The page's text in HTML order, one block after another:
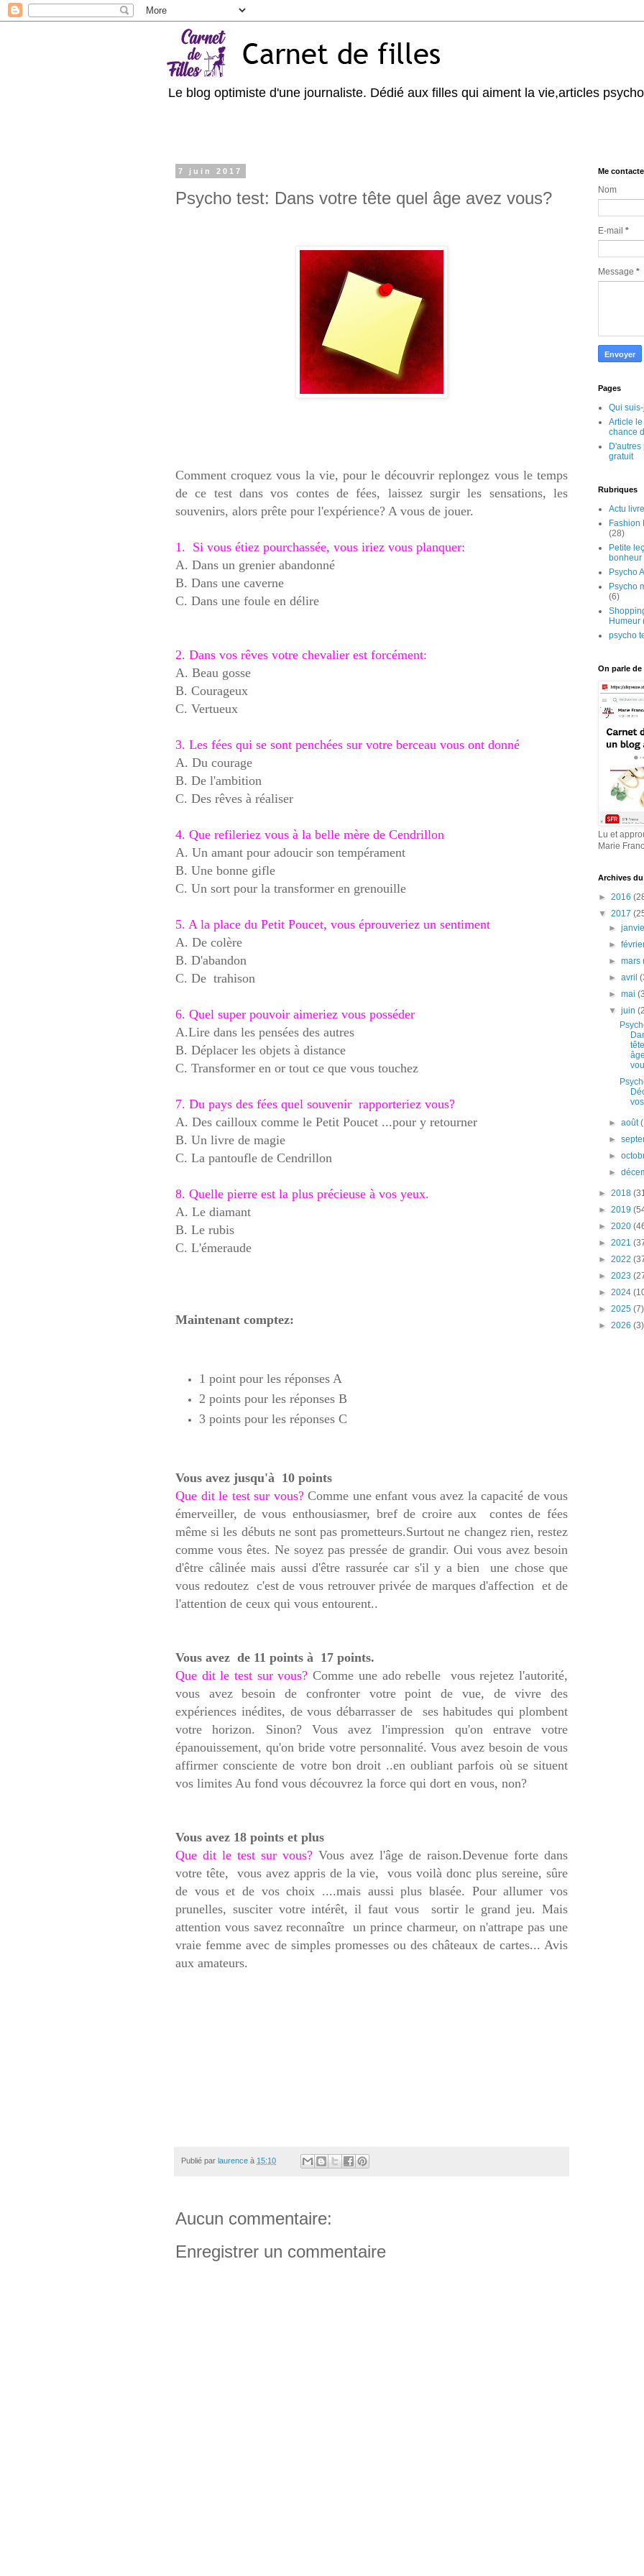
Le blog optimiste d'une journaliste. Dédié aux filles qui aiment la vie,articles
7 juin 2017
Psycho test: Dans votre tête quel âge avez vous?
Comment croquez vous la vie, pour le découvrir replongez vous le temps
de ce test dans vos contes de fées, laissez surgir les sensations, les
souvenirs, alors prête pour l'expérience? A vous de jouer.
1. Si vous étiez pourchassée, vous iriez vous planquer:
A. Dans un grenier abandonné
B. Dans une caverne
C. Dans une foule en délire
2. Dans vos rêves votre chevalier est forcément:
A. Beau gosse
B. Courageux
C. Vertueux
3. Les fées qui se sont penchées sur votre berceau vous ont donné
A. Du courage
B. De l'ambition
C. Des rêves à réaliser
4. Que refileriez vous à la belle mère de Cendrillon
A. Un amant pour adoucir son tempérament
B. Une bonne gifle
C. Un sort pour la transformer en grenouille
5. A la place du Petit Poucet, vous éprouveriez un sentiment
A. De colère
B. D'abandon
C. De trahison
6. Quel super pouvoir aimeriez vous posséder
A.Lire dans les pensées des autres
B. Déplacer les objets à distance
C. Transformer en or tout ce que vous touchez
7. Du pays des fées quel souvenir rapporteriez vous?
A. Des cailloux comme le Petit Poucet ...pour y retourner
B. Un livre de magie
C. La pantoufle de Cendrillon
8. Quelle pierre est la plus précieuse à vos yeux.
A. Le diamant
B. Le rubis
C. L'émeraude
Maintenant comptez:
1 point pour les réponses A
2 points pour les réponses B
3 points pour les réponses C
Vous avez jusqu'à 10 points
Que dit le test sur vous?Comme une enfant vous avez la capacité de vous
émerveiller, de vous enthousiasmer, bref de croire aux contes de fées
même si les débuts ne sont pas prometteurs.Surtout ne changez rien, restez
comme vous êtes. Ne soyez pas pressée de grandir. Oui vous avez besoin
d'être câlinée mais aussi d'être rassurée car s'il y a bien une chose que
vous redoutez c'est de vous retrouver privée de marques d'affection et de
l'attention de ceux qui vous entourent..
Vous avez de 11 points à 17 points.
Que dit le test sur vous? Comme une ado rebelle vous rejetez l'autorité,
vous avez besoin de confronter votre point de vue, de vivre des
expériences inédites, de vous débarrasser de ses habitudes qui plombent
votre horizon. Sinon? Vous avez l'impression qu'on entrave votre
épanouissement, qu'on bride votre personnalité. Vous avez besoin de vous
affirmer consciente de votre bon droit ..en oubliant parfois où se situent
vos limites Au fond vous découvrez la force qui dort en vous, non?
Vous avez 18 points et plus
Que dit le test sur vous? Vous avez l'âge de raison.Devenue forte dans
votre tête, vous avez appris de la vie, vous voilà donc plus sereine, sûre
de vous et de vos choix ....mais aussi plus blasée. Pour allumer vos
prunelles, susciter votre intérêt, il faut vous sortir le grand jeu. Mais
attention vous savez reconnaître un prince charmeur, on n'attrape pas une
vraie femme avec de simples promesses ou des châteaux de cartes... Avis
aux amateurs.
Publié par laurence à 15:10
Aucun commentaire:
Enregistrer un commentaire
Me
Nom
E-mail *
Message *
Pages
Qui
Article
chance
D'autres
gratuit
Rubriques
Actu
Fashion
(28)
Petite
bonheur
Psycho
Psycho
(6)
Humeur
psycho
On parle
Lu et
Marie
Archives
► 2016
▼ 2017
►
►
►mars
►avril
►mai
▼juin
►août
►
►
►
► 2018
► 2019
► 2020
► 2021
► 2022
► 2023
► 2024
► 2025 (7)
► 2026 (3)